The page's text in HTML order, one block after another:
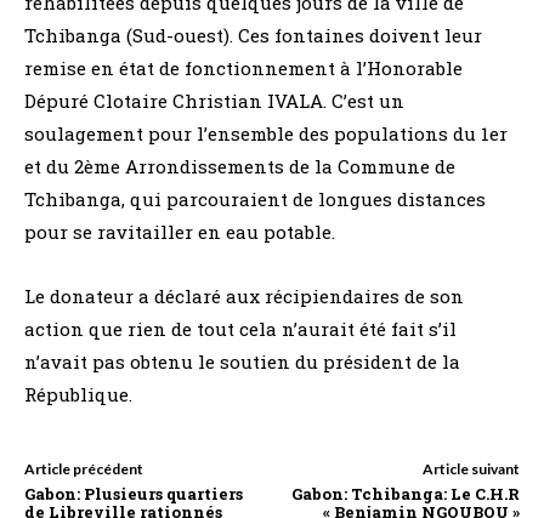
Tchibanga (Sud-ouest). Ces fontaines doivent leur
remise en état de fonctionnement à l’Honorable
Dépuré Clotaire Christian IVALA. C’est un
soulagement pour l’ensemble des populations du 1er
et du 2ème Arrondissements de la Commune de
Tchibanga, qui parcouraient de longues distances
pour se ravitailler en eau potable.
Le donateur a déclaré aux récipiendaires de son
action que rien de tout cela n’aurait été fait s’il
n’avait pas obtenu le soutien du président de la
République.
Article précédent
Gabon: Plusieurs quartiers
de Libreville rationnés
Article suivant
Gabon: Tchibanga: Le C.H.R
« Benjamin NGOUBOU »